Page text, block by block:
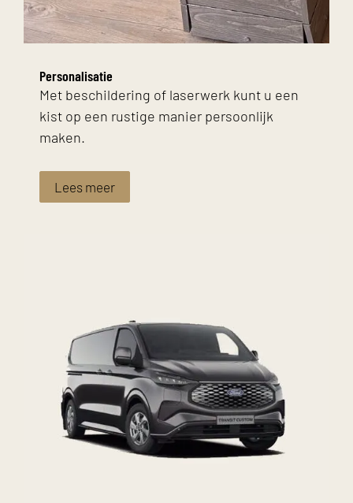
Personalisatie
Met beschildering of laserwerk kunt u een
kist op een rustige manier persoonlijk
maken.
Lees meer